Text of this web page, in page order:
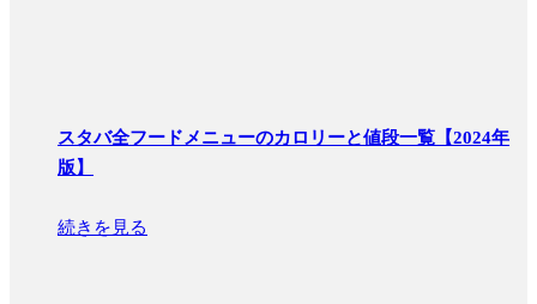
スタバ全フードメニューのカロリーと値段一覧【2024年
版】
続きを見る